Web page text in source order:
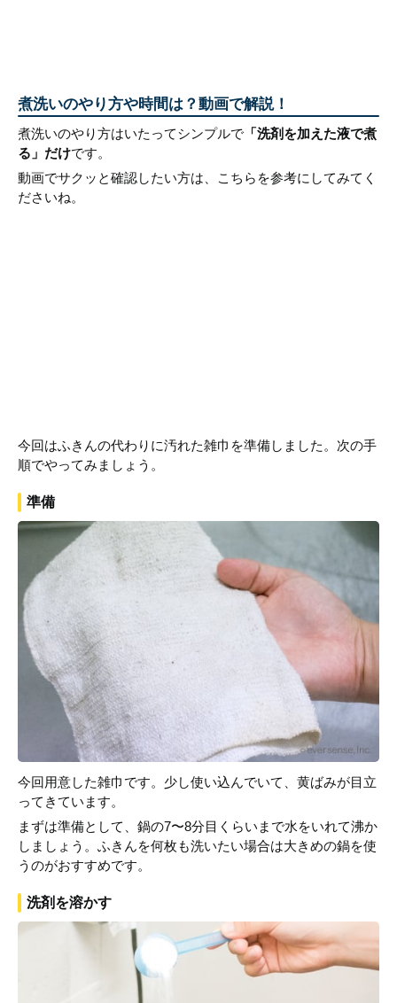
煮洗いのやり方や時間は？動画で解説！
煮洗いのやり方はいたってシンプルで 「洗剤を加えた液で煮
る」だけです。
動画でサクッと確認したい方は、こちらを参考にしてみてく
ださいね。
今回はふきんの代わりに汚れた雑巾を準備しました。次の手
順でやってみましょう。
準備
今回用意した雑巾です。少し使い込んでいて、黄ばみが目立
ってきています。
まずは準備として、鍋の7〜8分目くらいまで水をいれて沸か
しましょう。ふきんを何枚も洗いたい場合は大きめの鍋を使
うのがおすすめです。
洗剤を溶かす